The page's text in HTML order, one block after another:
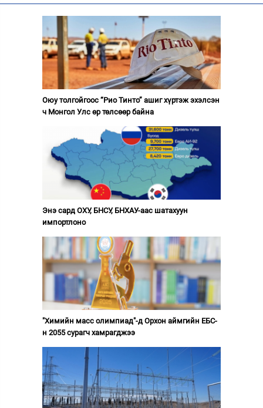
Оюу толгойгоос “Рио Тинто” ашиг хүртэж эхэлсэн
ч Монгол Улс өр төлсөөр байна
Энэ сард ОХУ, БНСУ, БНХАУ-аас шатахуун
импортлоно
"Химийн масс олимпиад"-д Орхон аймгийн ЕБС-
н 2055 сурагч хамрагджээ